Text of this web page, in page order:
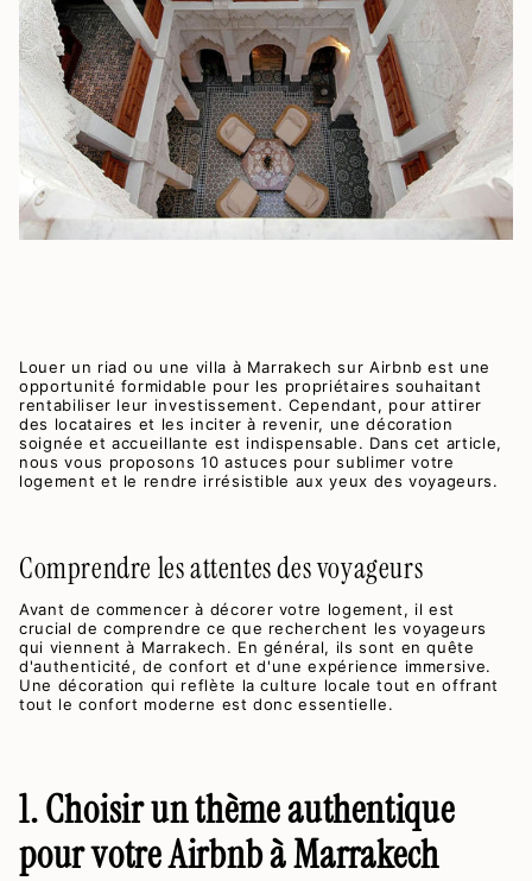
Louer un riad ou une villa à Marrakech sur Airbnb est une
opportunité formidable pour les propriétaires souhaitant
rentabiliser leur investissement. Cependant, pour attirer
des locataires et les inciter à revenir, une décoration
soignée et accueillante est indispensable. Dans cet article,
nous vous proposons 10 astuces pour sublimer votre
logement et le rendre irrésistible aux yeux des voyageurs.
Comprendre les attentes des voyageurs
Avant de commencer à décorer votre logement, il est
crucial de comprendre ce que recherchent les voyageurs
qui viennent à Marrakech. En général, ils sont en quête
d'authenticité, de confort et d'une expérience immersive.
Une décoration qui reflète la culture locale tout en offrant
tout le confort moderne est donc essentielle.
1. Choisir un thème authentique
pour votre Airbnb à Marrakech